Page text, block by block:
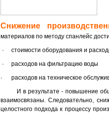
Снижение
материалов по методу спанлейс
·
стоимости оборудования и
·
расходов на фильтрацию воды
·
расходов на техническое
И в результате - повышение
взаимосвязаны. Следовательно,
целостного подхода к процессу